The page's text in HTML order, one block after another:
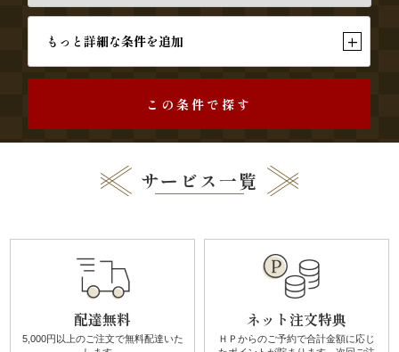
ぎ
もっと詳細な条件を追加 +
この条件で探す
サービス一覧
配達無料
5,000円以上のご注文で無料配達いた
ネット注文特典
ＨＰからのご予約で合計金額に応じ